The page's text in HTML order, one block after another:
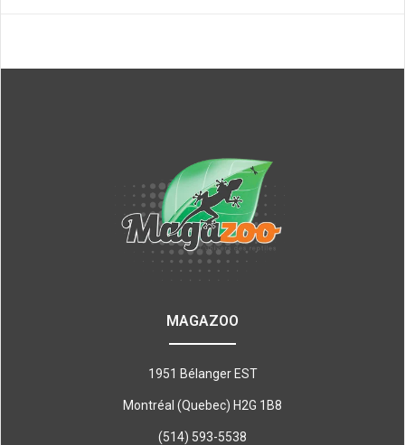
MAGAZOO
1951 Bélanger EST
Montréal (Quebec) H2G 1B8
(514) 593-5538